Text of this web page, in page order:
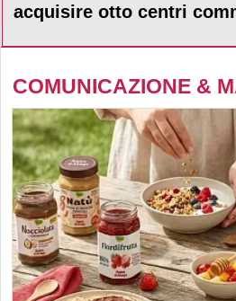
acquisire otto centri
COMUNICAZIONE &